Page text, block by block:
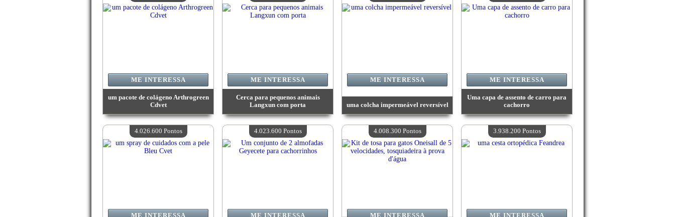
um pacote de colágeno Arthrogreen
Cdvet
Valor:4 358 800 Pontos
Quantidade disponível:4
ME INTERESSA
Cerca para pequenos animais
Langxun com porta
Valor:4 318 900 Pontos
Quantidade disponível:4
ME INTERESSA
uma colcha impermeável reversível
Valor:4 318 100 Pontos
Quantidade disponível:4
ME INTERESSA
Uma capa de assento de carro para
cachorro
Valor:4 192 200 Pontos
Quantidade disponível:4
ME INTERESSA
ME INTERESSA
4.026.600 Pontos
ME INTERESSA
4.023.600 Pontos
ME INTERESSA
4.008.300 Pontos
ME INTERESSA
3.938.200 Pontos